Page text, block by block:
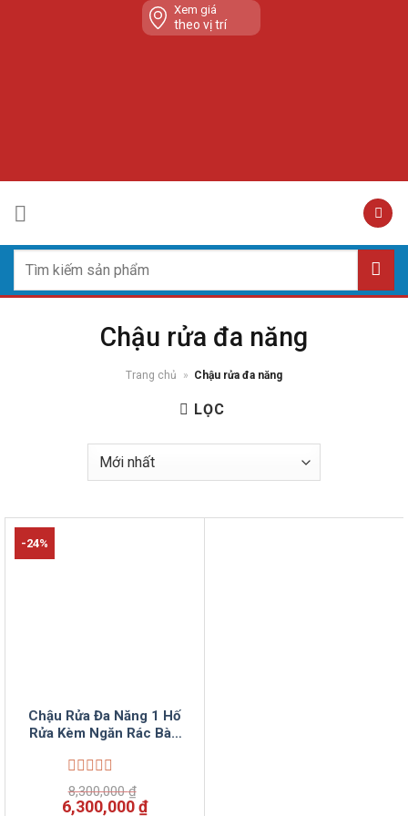
Xem giá
theo vị trí
kiếm:
Chậu rửa đa năng
Trang chủ » Chậu rửa đa năng
LỌC
-24%
Chậu Rửa Đa Năng 1 Hố
Rửa Kèm Ngăn Rác Bàn
Được
xếp
8,300,000₫
Giá
6,300,000₫Giá